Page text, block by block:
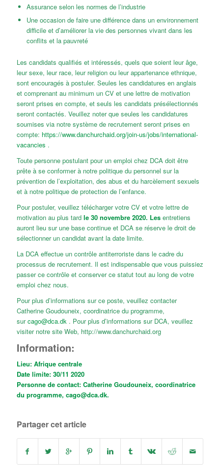
Assurance selon les normes de l’industrie
Une occasion de faire une différence dans un environnement
difficile et d’améliorer la vie des personnes vivant dans les
conflits et la pauvreté
Les candidats qualifiés et intéressés, quels que soient leur âge,
leur sexe, leur race, leur religion ou leur appartenance ethnique,
sont encouragés à postuler. Seules les candidatures en anglais
et comprenant au minimum un CV et une lettre de motivation
seront prises en compte, et seuls les candidats présélectionnés
seront contactés. Veuillez noter que seules les candidatures
soumises via notre système de recrutement seront prises en
compte: https://www.danchurchaid.org/join-us/jobs/international-
vacancies .
Toute personne postulant pour un emploi chez DCA doit être
prête à se conformer à notre politique du personnel sur la
prévention de l’exploitation, des abus et du harcèlement sexuels
et à notre politique de protection de l’enfance.
Pour postuler, veuillez télécharger votre CV et votre lettre de
motivation au plus tard le 30 novembre 2020. Lesentretiens
auront lieu sur une base continue et DCA se réserve le droit de
sélectionner un candidat avant la date limite.
La DCA effectue un contrôle antiterroriste dans le cadre du
processus de recrutement. Il est indispensable que vous puissiez
passer ce contrôle et conserver ce statut tout au long de votre
emploi chez nous.
Pour plus d’informations sur ce poste, veuillez contacter
Catherine Goudouneix, coordinatrice du programme,
surcago@dca.dk. Pour plus d’informations sur DCA, veuillez
visiter notre site Web, http://www.danchurchaid.org
Information:
Lieu: Afrique centrale
Date limite: 30/11 2020
Personne de contact: Catherine Goudouneix, coordinatrice
du programme, cago@dca.dk.
Partager cet article